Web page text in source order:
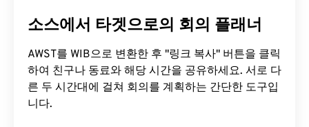
소스에서 타겟으로의 회의 플래너
AWST를 WIB으로 변환한 후 "링크 복사" 버튼을 클릭
하여 친구나 동료와 해당 시간을 공유하세요. 서로 다
른 두 시간대에 걸쳐 회의를 계획하는 간단한 도구입
니다.